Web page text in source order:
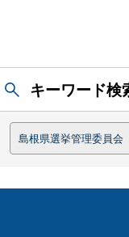
キーワード検
島根県選挙管理委員会